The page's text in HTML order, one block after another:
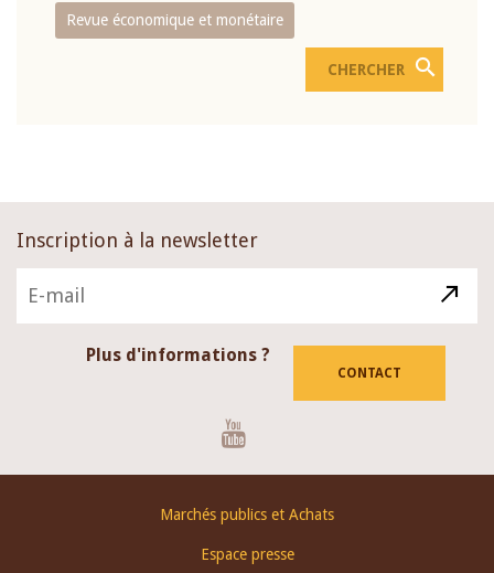
Revue économique et monétaire
Inscription à la newsletter
Plus d'informations ?
CONTACT
Marchés publics et Achats
Espace presse